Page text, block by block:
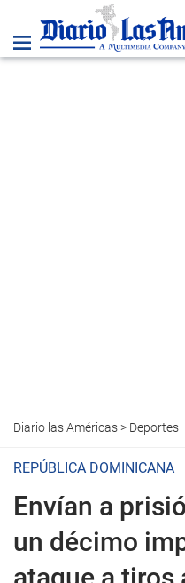
Diario las Américas> Deportes
REPÚBLICA DOMINICANA
Envían a
un décimo